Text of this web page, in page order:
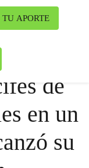
APORTE
de
en un
su